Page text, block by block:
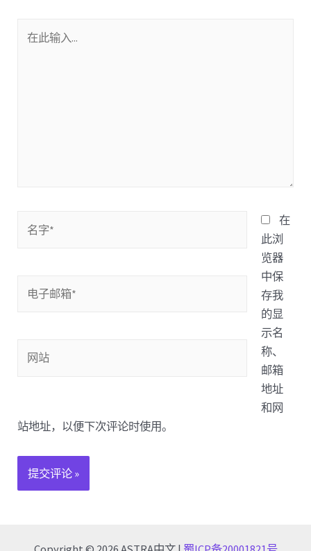
站
在
此浏
览器
中保
存我
的显
示名
称、
邮箱
地址
和网
站地址，以便下次评论时使用。